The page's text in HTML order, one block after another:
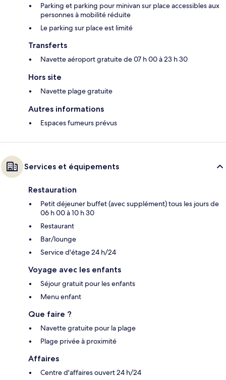
Parking et parking pour minivan sur place accessibles aux
personnes à mobilité réduite
Le parking sur place est limité
Transferts
Navette aéroport gratuite de 07 h 00 à 23 h 30
Hors site
Navette plage gratuite
Autres informations
Espaces fumeurs prévus
Services et équipements
Restauration
Petit déjeuner buffet (avec supplément) tous les jours de
06 h 00 à 10 h 30
Restaurant
Bar/lounge
Service d'étage 24 h/24
Voyage avec les enfants
Séjour gratuit pour les enfants
Menu enfant
Que faire ?
Navette gratuite pour la plage
Plage privée à proximité
Affaires
Centre d'affaires ouvert 24 h/24